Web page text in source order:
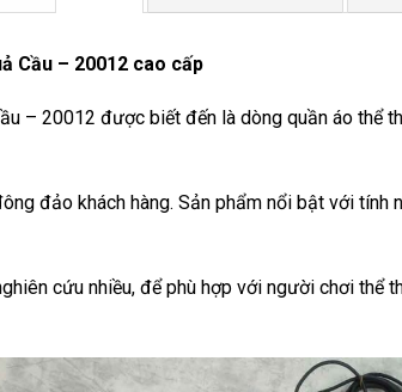
Cầu – 20012 cao cấp
– 20012 được biết đến là dòng quần áo thể
đảo khách hàng. Sản phẩm nổi bật với
cứu nhiều, để phù hợp với người chơi thể